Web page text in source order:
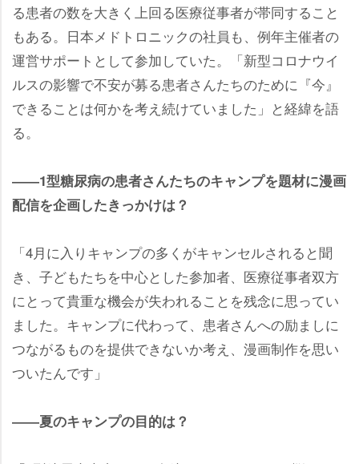
る患者の数を大きく上回る医療従事者が帯同すること
もある。日本メドトロニックの社員も、例年主催者の
運営サポートとして参加していた。「新型コロナウイ
ルスの影響で不安が募る患者さんたちのために『今』
できることは何かを考え続けていました」と経緯を語
る。
――1型糖尿病の患者さんたちのキャンプを題材に漫画
配信を企画したきっかけは？
「4月に入りキャンプの多くがキャンセルされると聞
き、子どもたちを中心とした参加者、医療従事者双方
にとって貴重な機会が失われることを残念に思ってい
ました。キャンプに代わって、患者さんへの励ましに
つながるものを提供できないか考え、漫画制作を思い
ついたんです」
――夏のキャンプの目的は？